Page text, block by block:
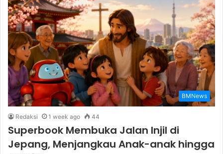
BMNews
Redaksi 1 week ago 44
Superbook Membuka Jalan Injil di
Jepang, Menjangkau Anak-anak hingga